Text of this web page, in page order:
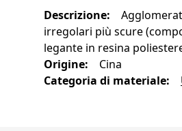
Descrizione:
irregolari più scure
legante in resina
Origine:
Cina
Categoria di materiale: